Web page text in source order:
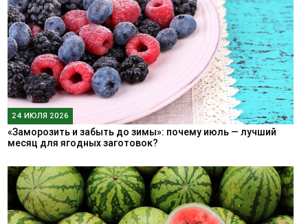
24 ИЮЛЯ 2026
«Заморозить и забыть до зимы»: почему июль — лучший
месяц для ягодных заготовок?